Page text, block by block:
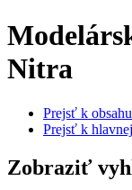
Nitra
Prejsť k obsahu
Prejsť k
Zobraziť